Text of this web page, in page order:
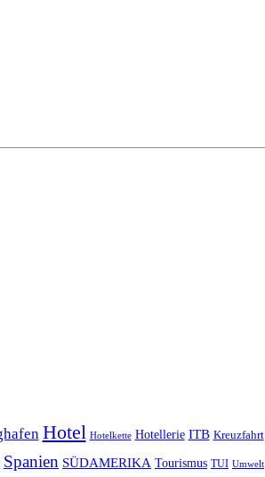
Hotel Hotelkette Hotellerie ITB Kreuzfahrt
Spanien SÜDAMERIKA Tourismus TUI Umwelt